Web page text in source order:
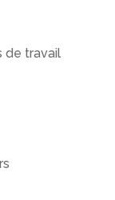
de travail